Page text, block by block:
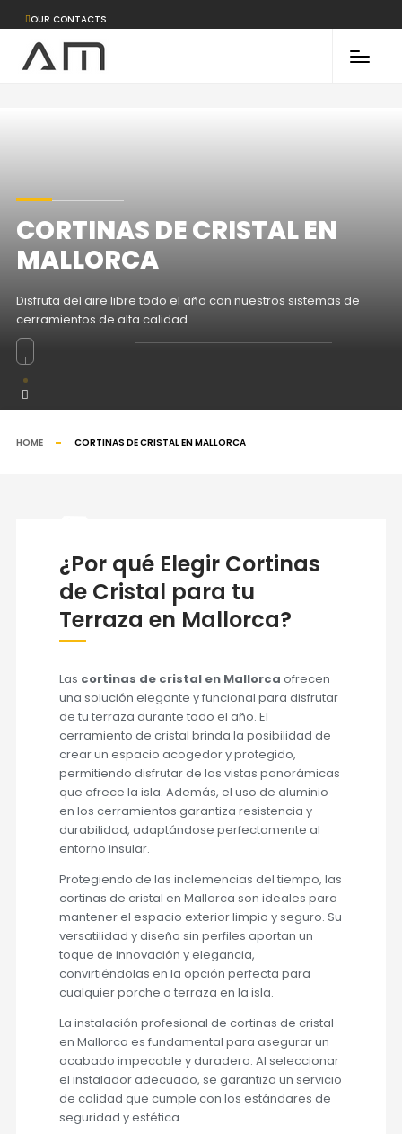
OUR CONTACTS
CORTINAS DE CRISTAL EN
MALLORCA
Disfruta del aire libre todo el año con nuestros sistemas de
cerramientos de alta calidad
HOME CORTINAS DE CRISTAL EN MALLORCA
¿Por qué Elegir Cortinas
de Cristal para tu
Terraza en Mallorca?
Las cortinas de cristal en Mallorca ofrecen
una solución elegante y funcional para disfrutar
de tu terraza durante todo el año. El
cerramiento de cristal brinda la posibilidad de
crear un espacio acogedor y protegido,
permitiendo disfrutar de las vistas panorámicas
que ofrece la isla. Además, el uso de aluminio
en los cerramientos garantiza resistencia y
durabilidad, adaptándose perfectamente al
entorno insular.
Protegiendo de las inclemencias del tiempo, las
cortinas de cristal en Mallorca son ideales para
mantener el espacio exterior limpio y seguro. Su
versatilidad y diseño sin perfiles aportan un
toque de innovación y elegancia,
convirtiéndolas en la opción perfecta para
cualquier porche o terraza en la isla.
La instalación profesional de cortinas de cristal
en Mallorca es fundamental para asegurar un
acabado impecable y duradero. Al seleccionar
el instalador adecuado, se garantiza un servicio
de calidad que cumple con los estándares de
seguridad y estética.